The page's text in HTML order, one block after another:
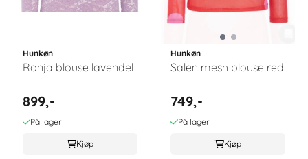
Hunkøn
Ronja blouse lavendel
899,-
På lager
Kjøp
Hunkøn
Salen mesh blouse red
749,-
På lager
Kjøp